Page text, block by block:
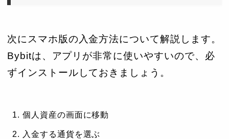
次にスマホ版の入金方法について解説します。
Bybitは、アプリが非常に使いやすいので、必
ずインストールしておきましょう。
個人資産の画面に移動
入金する通貨を選ぶ